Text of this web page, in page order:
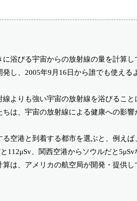
浴びる宇宙からの放射線の量を計算
し、2005年9月16日から誰でも使える
よりも強い宇宙の放射線を浴びるこ
は、宇宙の放射線による健康への影響
空港と到着する都市を選ぶと、例え
112μSv、関西空港からソウルだと
は、アメリカの航空局が開発・提供